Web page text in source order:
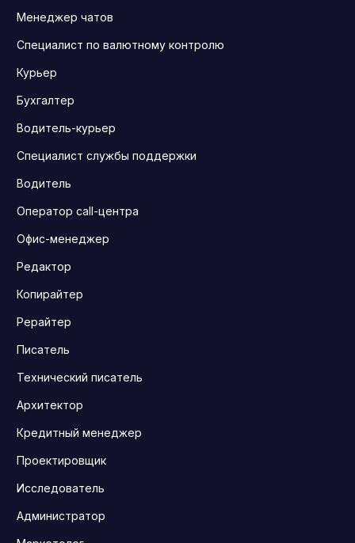
Менеджер чатов
Специалист по валютному контролю
Курьер
Бухгалтер
Водитель-курьер
Специалист службы поддержки
Водитель
Оператор call-центра
Офис-менеджер
Редактор
Копирайтер
Рерайтер
Писатель
Технический писатель
Архитектор
Кредитный менеджер
Проектировщик
Исследователь
Администратор